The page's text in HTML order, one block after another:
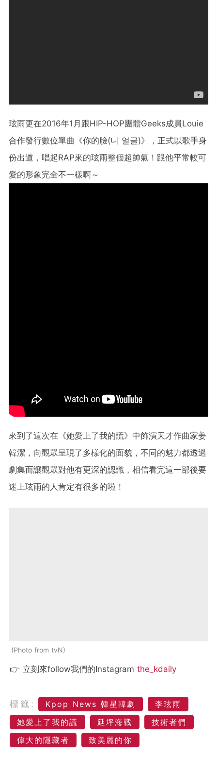
玹雨更在2016年1月跟HIP-HOP團體Geeks成員Louie
合作發行數位單曲《你的臉(니 얼굴)》，正式以歌手身
份出道，唱起RAP來的玹雨整個超帥氣！跟他平常較可
愛的形象完全不一樣啊～
來到了這次在《她愛上了我的謊》中飾演天才作曲家姜
韓潔，向觀眾呈現了多樣化的面貌，不同的魅力都透過
劇集而讓觀眾對他有更深的認識，相信看完這一部後要
迷上玹雨的人肯定有很多的啦！
Photo from tvN
👉 立刻來follow我們的Instagram the_kdaily
標籤: Kpop News 韓星韓劇
李玹雨
她愛上了我的謊
延坪海戰
技術者們
偉大的隱藏者
致美麗的你